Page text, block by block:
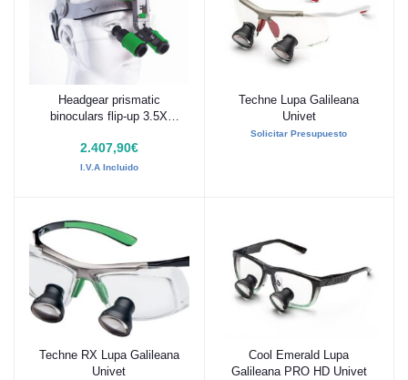
Añadir al carrito
Headgear prismatic
binoculars flip-up 3.5X
2.407,90€
I.V.A Incluido
Añadir al carrito
Techne Lupa Galileana
Univet
Solicitar Presupuesto
Añadir al carrito
Techne RX Lupa Galileana
Univet
Añadir al carrito
Cool Emerald Lupa
Galileana PRO HD Univet